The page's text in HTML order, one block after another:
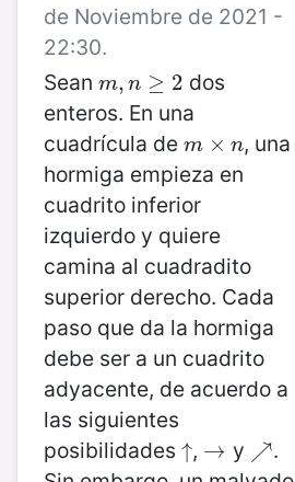
de Noviembre de 2021 -
22:30.
Sean m, n ≥ 2
m,n≥ 2
dos
enteros. En una
cuadrícula de m × n
m×n
, una
hormiga empieza en
cuadrito inferior
izquierdo y quiere
camina al cuadradito
superior derecho. Cada
paso que da la hormiga
debe ser a un cuadrito
adyacente, de acuerdo a
las siguientes
posibilidades ↑
↑, →
→ y ↗
↗.